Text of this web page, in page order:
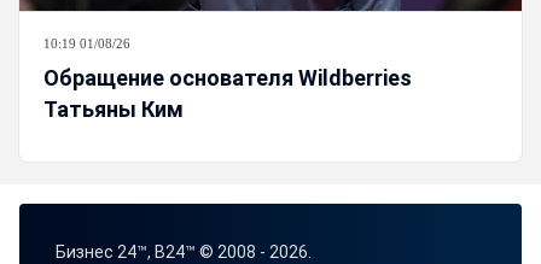
10:19 01/08/26
Обращение основателя Wildberries
Татьяны Ким
Бизнес 24™, B24™ © 2008 - 2026.